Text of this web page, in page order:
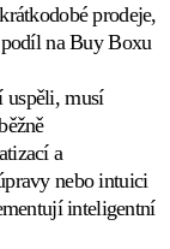
prodeje,
na Buy Boxu
uspěli, musí
a
nebo intuici
inteligentní